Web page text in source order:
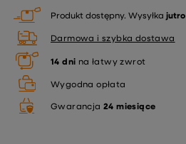
Produkt dostępny Wysyłka jutro
Darmowa i szybka dostawa
14 dni na łatwy zwrot
Wygodna opłata
Gwarancja 24 miesiące